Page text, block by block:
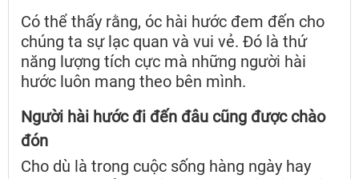
Có thể thấy rằng, óc hài hước đem đến cho
chúng ta sự lạc quan và vui vẻ. Đó là thứ
năng lượng tích cực mà những người hài
hước luôn mang theo bên mình.
Người hài hước đi đến đâu cũng được chào
đón
Cho dù là trong cuộc sống hàng ngày hay